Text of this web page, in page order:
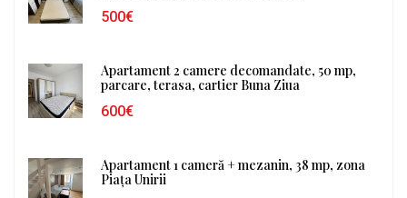
500€
Apartament 2 camere decomandate, 50 mp,
parcare, terasa, cartier Buna Ziua
600€
Apartament 1 cameră + mezanin, 38 mp, zona
Piața Unirii